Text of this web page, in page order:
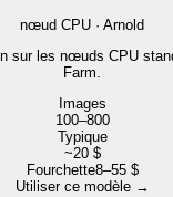
nœud CPU · Arnold
sur les nœuds CPU
Farm.
Images
100–800
Typique
~20 $
Fourchette8–55 $
Utiliser ce modèle →